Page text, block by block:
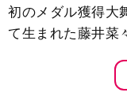
初のメダル獲得大
て生まれた藤井菜